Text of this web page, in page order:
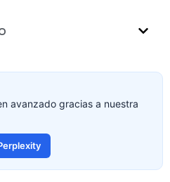
avanzado gracias a nuestra